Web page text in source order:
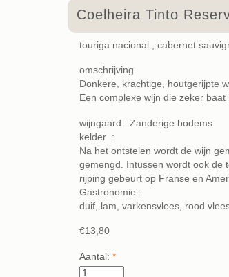
Coelheira Tinto
touriga nacional , cabernet
omschrijving
Donkere, krachtige, houtgerijpte
Een complexe wijn die zeker
wijngaard : Zanderige bodems.
kelder :
Na het ontstelen wordt de wijn
gemengd. Intussen wordt ook de
rijping gebeurt op Franse en
Gastronomie :
duif, lam, varkensvlees, rood
€13,80
Aantal: *